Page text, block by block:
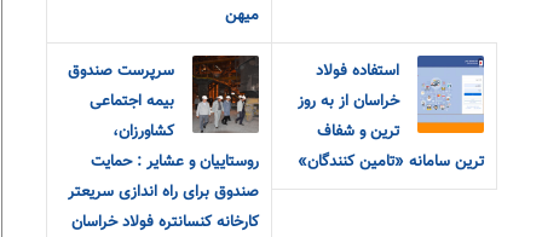
میهن
استفاده فولاد
خراسان از به روز
ترین و شفاف
ترین سامانه «تامین کنندگان»
سرپرست صندوق
بیمه اجتماعی
کشاورزان،
روستاییان و عشایر : حمایت
صندوق برای راه اندازی سریعتر
کارخانه کنسانتره فولاد خراسان